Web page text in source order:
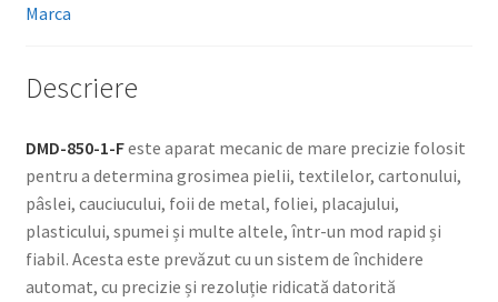
Marca
Descriere
DMD-850-1-Feste aparat mecanic de mare precizie folosit
pentru a determina grosimea pielii, textilelor, cartonului,
pâslei, cauciucului, foii de metal, foliei, placajului,
plasticului, spumei și multe altele, într-un mod rapid și
fiabil. Acesta este prevăzut cu un sistem de închidere
automat, cu precizie și rezoluție ridicată datorită